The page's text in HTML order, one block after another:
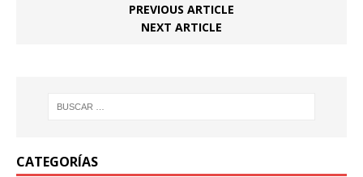
PREVIOUS ARTICLE
NEXT ARTICLE
CATEGORÍAS